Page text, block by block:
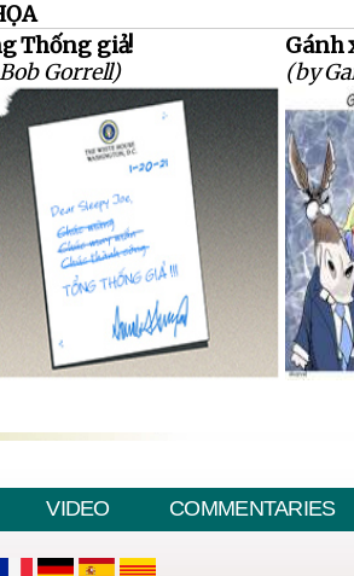
Thống giả!
Gorrell)
Gánh
(by
VIDEO COMMENTARIES